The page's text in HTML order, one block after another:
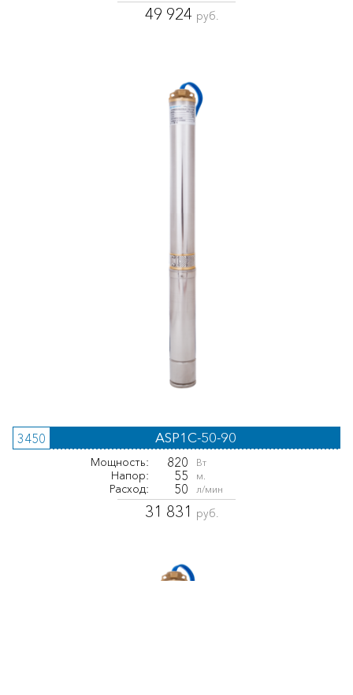
49 924 руб.
3450 ASP1C-50-90
Мощность: 820 Вт
Напор: 55 м.
Расход: 50 л/мин
31 831 руб.